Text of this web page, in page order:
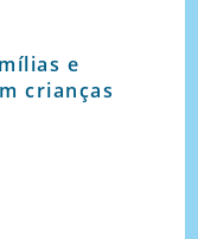
e
crianças